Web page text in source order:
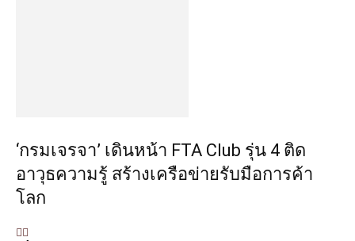
‘กรมเจรจา’ เดินหน้า FTA Club รุ่น 4 ติด
อาวุธความรู้ สร้างเครือข่ายรับมือการค้า
โลก